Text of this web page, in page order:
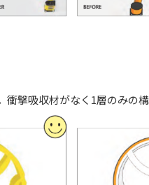
撃吸収材がなく1層のみの